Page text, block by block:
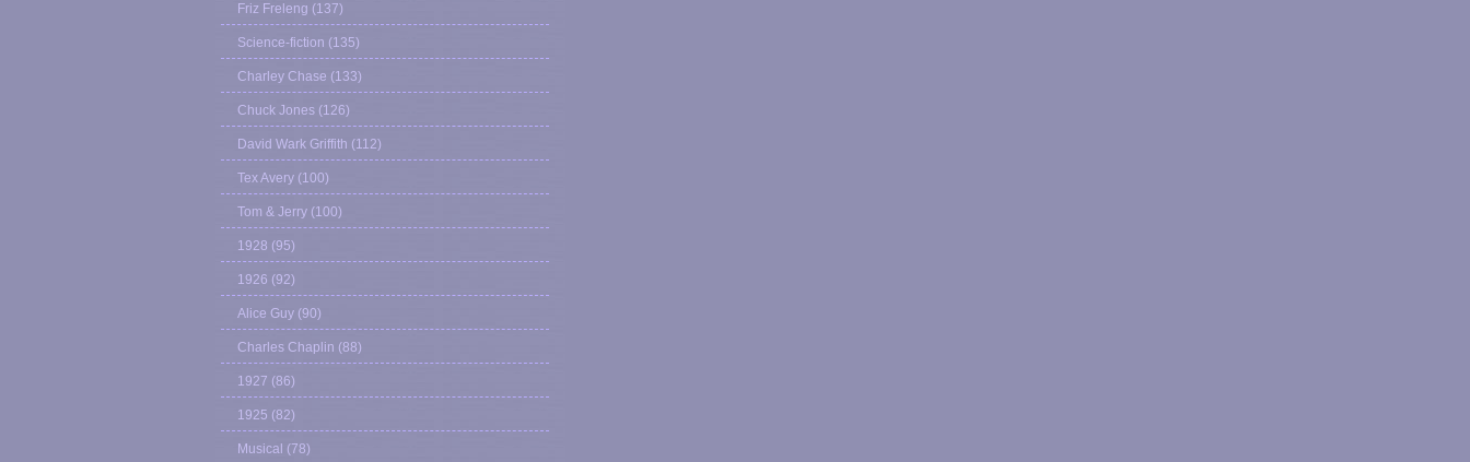
Friz Freleng (137)
Science-fiction (135)
Charley Chase (133)
Chuck Jones (126)
David Wark Griffith (112)
Tex Avery (100)
Tom & Jerry (100)
1928 (95)
1926 (92)
Alice Guy (90)
Charles Chaplin (88)
1927 (86)
1925 (82)
Musical (78)